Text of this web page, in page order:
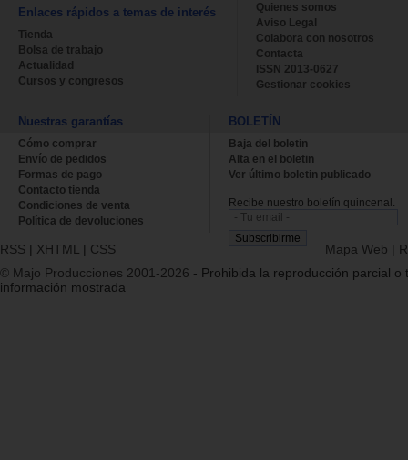
Enlaces rápidos a temas de interés
Tienda
Bolsa de trabajo
Actualidad
Cursos y congresos
Quienes somos
Aviso Legal
Colabora con nosotros
Contacta
ISSN 2013-0627
Gestionar cookies
Nuestras garantías
Cómo comprar
Envío de pedidos
Formas de pago
Contacto tienda
Condiciones de venta
Política de devoluciones
BOLETÍN
Baja del boletin
Alta en el boletin
Ver último boletin publicado
Recibe nuestro boletín quincenal.
RSS | XHTML | CSS Mapa Web |
© Majo Producciones 2001-2026 - Prohibida la reproducción parcial o
información mostrada